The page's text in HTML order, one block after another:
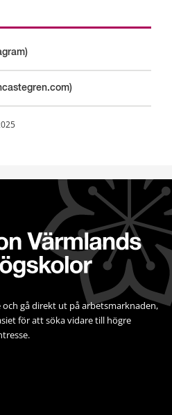
gå direkt ut på arbets­marknaden,
för att söka vidare till högre